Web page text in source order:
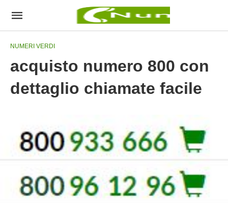
NUMERI VERDI
acquisto numero 800 con
dettaglio chiamate facile